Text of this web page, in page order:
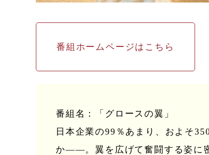
番組ホームページはこちら
番組名：「グロースの翼」
日本企業の99％あまり、およそ
か――。翼を広げて奮闘する姿に